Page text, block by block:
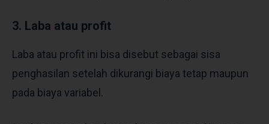
3. Laba atau profit
Laba atau profit ini bisa disebut sebagai sisa
penghasilan setelah dikurangi biaya tetap maupun
pada biaya variabel.